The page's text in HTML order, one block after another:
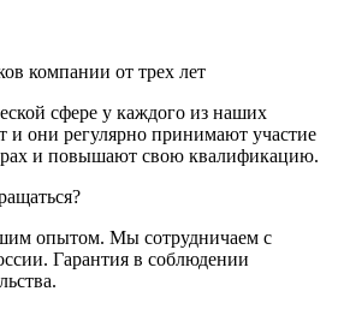
компании от трех лет
сфере у каждого из наших
и они регулярно принимают участие
и повышают свою квалификацию.
опытом. Мы сотрудничаем с
Гарантия в соблюдении